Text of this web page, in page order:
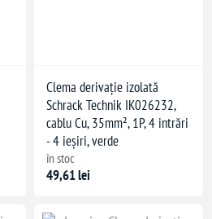
Clema derivație izolată
Schrack Technik IK026232,
cablu Cu, 35mm², 1P, 4 intrări
- 4 ieșiri, verde
în stoc
49,61 lei